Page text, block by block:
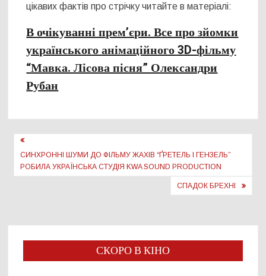
цікавих фактів про стрічку читайте в матеріалі:
В очікуванні прем’єри. Все про зйомки
українського анімаційного 3D-фільму
“Мавка. Лісова пісня” Олександри
Рубан
Навігація
записів
СИНХРОННІ ШУМИ ДО ФІЛЬМУ ЖАХІВ “ҐРЕТЕЛЬ І ГЕНЗЕЛЬ”
РОБИЛА УКРАЇНСЬКА СТУДІЯ KWA SOUND PRODUCTION
СПАДОК БРЕХНІ
СКОРО В КІНО